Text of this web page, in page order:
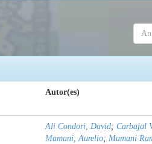
Autor(es)
Ali Condori, David; Carbajal
Mamani, Aurelio; Mamani